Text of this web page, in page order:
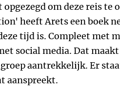
om deze reis te
heeft Arets een boek
tijd is. Compleet met
social media. Dat
aantrekkelijk. Er
aanspreekt.